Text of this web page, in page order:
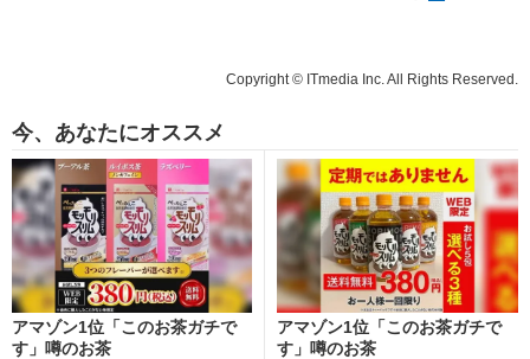
Copyright © ITmedia Inc. All Rights Reserved.
今、あなたにオススメ
アマゾン1位「このお茶ガチで
す」噂のお茶
アマゾン1位「このお茶ガチで
す」噂のお茶